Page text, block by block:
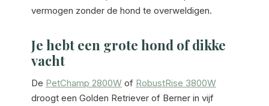
vermogen zonder de hond te overweldigen.
Je hebt een grote hond of dikke
vacht
De PetChamp 2800W of RobustRise 3800W
droogt een Golden Retriever of Berner in vijf